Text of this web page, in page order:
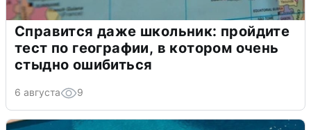
Справится даже школьник: пройдите
тест по географии, в котором очень
стыдно ошибиться
6 августа 9